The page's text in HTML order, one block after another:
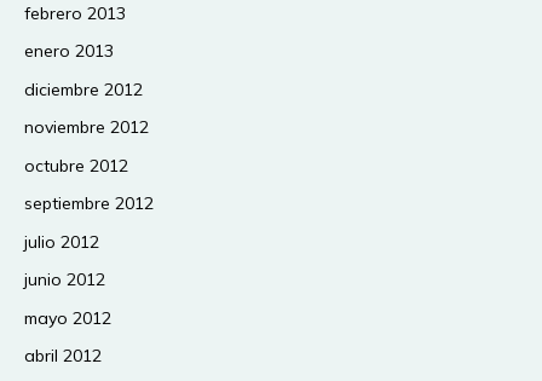
febrero 2013
enero 2013
diciembre 2012
noviembre 2012
octubre 2012
septiembre 2012
julio 2012
junio 2012
mayo 2012
abril 2012